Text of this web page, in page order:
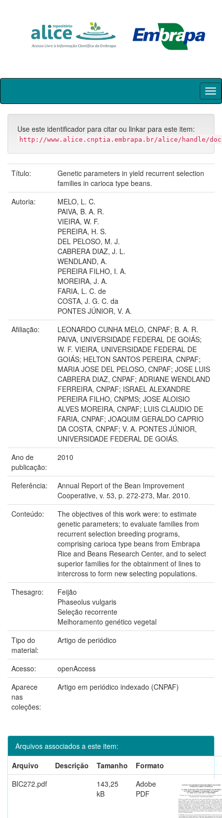
Skip
Use este identificador para citar ou linkar para este item:
http://www.alice.cnptia.embrapa.br/alice/handle/
Título:
Genetic parameters in yield recurrent selection
families in carioca type beans.
Autoria:
MELO, L. C.
PAIVA, B. A. R.
VIEIRA, W. F.
PEREIRA, H. S.
DEL PELOSO, M. J.
CABRERA DIAZ, J. L.
WENDLAND, A.
PEREIRA FILHO, I. A.
MOREIRA, J. A.
FARIA, L. C. de
COSTA, J. G. C. da
PONTES JÚNIOR, V. A.
Afiliação:
LEONARDO CUNHA MELO, CNPAF; B. A. R.
PAIVA, UNIVERSIDADE FEDERAL DE GOIÁS;
W. F. VIEIRA, UNIVERSIDADE FEDERAL DE
GOIÁS; HELTON SANTOS PEREIRA, CNPAF;
MARIA JOSE DEL PELOSO, CNPAF; JOSE LUIS
CABRERA DIAZ, CNPAF; ADRIANE WENDLAND
FERREIRA, CNPAF; ISRAEL ALEXANDRE
PEREIRA FILHO, CNPMS; JOSE ALOISIO
ALVES MOREIRA, CNPAF; LUIS CLAUDIO DE
FARIA, CNPAF; JOAQUIM GERALDO CAPRIO
DA COSTA, CNPAF; V. A. PONTES JÚNIOR,
UNIVERSIDADE FEDERAL DE GOIÁS.
Ano de
publicação:
2010
Referência:
Annual Report of the Bean Improvement
Cooperative, v. 53, p. 272-273, Mar. 2010.
Conteúdo:
The objectives of this work were: to estimate
genetic parameters; to evaluate families from
recurrent selection breeding programs,
comprising carioca type beans from Embrapa
Rice and Beans Research Center, and to select
superior families for the obtainment of lines to
intercross to form new selecting populations.
Thesagro:
Feijão
Phaseolus vulgaris
Seleção recorrente
Melhoramento genético vegetal
Tipo do
material:
Artigo de periódico
Acesso:
openAccess
Aparece
nas
coleções:
Artigo em periódico indexado (CNPAF)
Arquivos associados a este item:
Arquivo
Descrição Tamanho
Formato
BIC272.pdf
143,25
kB
Adobe
PDF